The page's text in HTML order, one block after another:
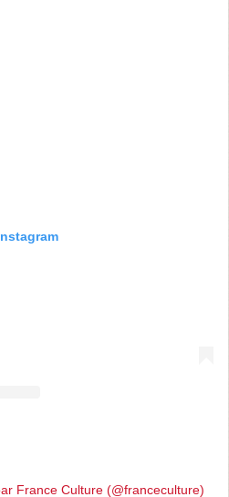
France Culture (@franceculture)